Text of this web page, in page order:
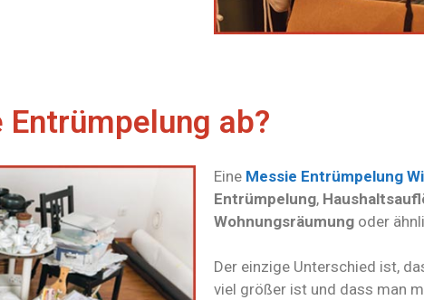
ab?
Eine Messie Entrümpelung
Entrümpelung,
Wohnungsräumung oder
Der einzige Unterschied ist,
viel größer ist und dass man